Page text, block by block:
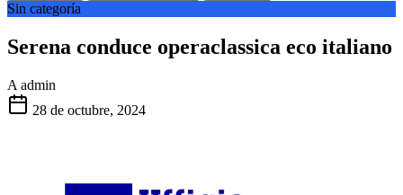
Sin categoría
Serena conduce operaclassica eco italiano
A admin
28 de octubre, 2024